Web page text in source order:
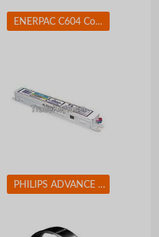
ENERPAC C604 Coupler Set 3/8-18 Body Steel
PHILIPS ADVANCE ICN2M32MC Electronic Ballast T8 Lamps 120/277V